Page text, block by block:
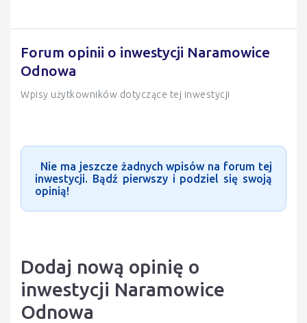
Forum opinii o inwestycji Naramowice
Odnowa
Wpisy użytkowników dotyczące tej inwestycji
Nie ma jeszcze żadnych wpisów na forum tej
inwestycji. Bądź pierwszy i podziel się swoją
opinią!
Dodaj nową opinię o
inwestycji Naramowice
Odnowa